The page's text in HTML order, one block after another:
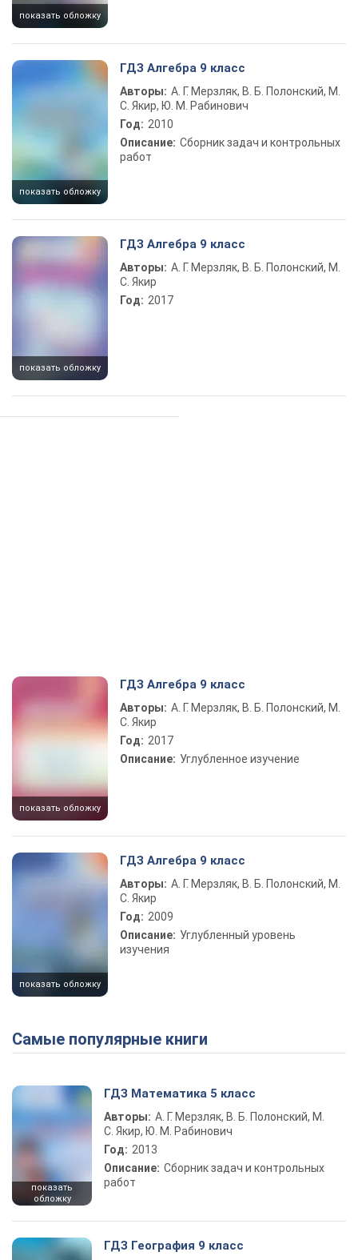
показать обложку
показать обложку
ГДЗ Алгебра 9 класс
Авторы: А. Г. Мерзляк, В. Б. Полонский, М.
С. Якир, Ю. М. Рабинович
Год: 2010
Описание: Сборник задач и контрольных
работ
показать обложку
ГДЗ Алгебра 9 класс
Авторы: А. Г. Мерзляк, В. Б. Полонский, М.
С. Якир
Год: 2017
показать обложку
ГДЗ Алгебра 9 класс
Авторы: А. Г. Мерзляк, В. Б. Полонский, М.
С. Якир
Год: 2017
Описание: Углубленное изучение
показать обложку
ГДЗ Алгебра 9 класс
Авторы: А. Г. Мерзляк, В. Б. Полонский, М.
С. Якир
Год: 2009
Описание: Углубленный уровень
изучения
Самые популярные книги
показать
обложку
ГДЗ Математика 5 класс
Авторы: А. Г. Мерзляк, В. Б. Полонский, М.
С. Якир, Ю. М. Рабинович
Год: 2013
Описание: Сборник задач и контрольных
работ
ГДЗ География 9 класс